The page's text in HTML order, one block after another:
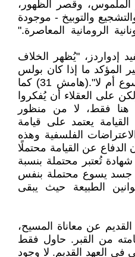
الملموس، وقصر الظهور،
والتوبيخ - موجودة
الرومانية المعاصرة."
إدواردز، "يُظهر الخلاف
المؤكد ما إذا كان بولس
قد آمن بالقيامة الجسدية ليسوع أم لا".(هامش 31) كما
على العقلاء أن يُفكروا
هنا فقط، لا من منظور
القيامة يعتمد على قيامة
الفلسفية وهذه
الدفاع عن القيامة محتملًا
تُعتبر محتملة بنسبة
جسد يسوع محتملة بنفس
الطبيعة حيث يبقى
عن معاناة المسيح،
من القبر. حاول فقط
في العهد القديم. لا وجود